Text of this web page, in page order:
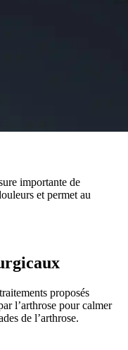
importante de
et permet au
proposés
l’arthrose pour calmer
de l’arthrose.